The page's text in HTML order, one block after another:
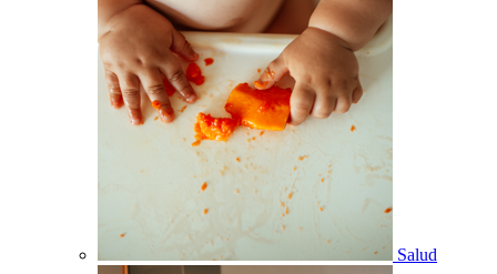
Salud